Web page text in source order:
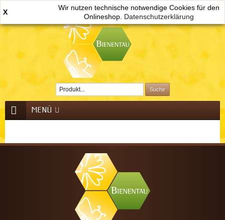
X
Wir nutzen technische notwendige Cookies für den
Onlineshop. Datenschutzerklärung
0
MENÜ